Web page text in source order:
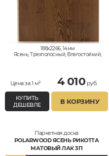
188x2266, 14мм
Ясень, Трехполосный, Влагостойкий,
Цена за 1 м² 4 010 руб.
КУПИТЬ
ДЕШЕВЛЕ
В КОРЗИНУ
Паркетная доска
POLARWOOD ЯСЕНЬ РИКОТТА
МАТОВЫЙ ЛАК 3П